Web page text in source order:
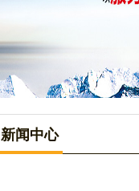
新闻中心